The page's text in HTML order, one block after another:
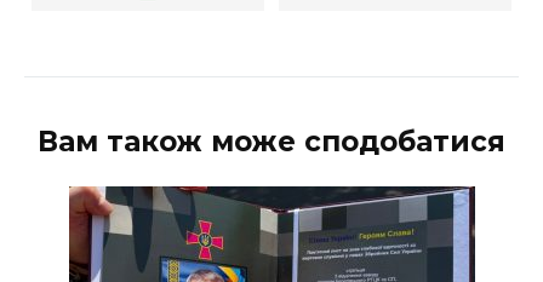
Вам також може сподобатися